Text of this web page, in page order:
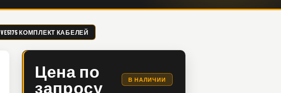
VE5175 КОМПЛЕКТ КАБЕЛЕЙ
Цена по
запросу
В НАЛИЧИИ